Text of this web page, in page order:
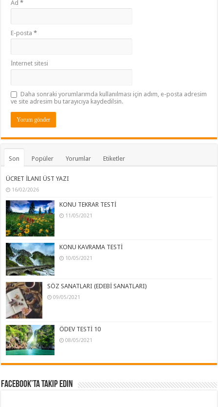
Ad*
E-posta*
İnternet sitesi
Daha sonraki yorumlarımda kullanılması için adım, e-posta adresim
ve site adresim bu tarayıcıya kaydedilsin.
Son Popüler Yorumlar Etiketler
ÜCRET İLANI ÜST YAZI
16/02/2026
KONU TEKRAR TESTİ
11/05/2021
KONU KAVRAMA TESTİ
10/05/2021
SÖZ SANATLARI (EDEBİ SANATLARI)
09/05/2021
ÖDEV TESTİ 10
08/05/2021
Facebook’ta Takip Edin